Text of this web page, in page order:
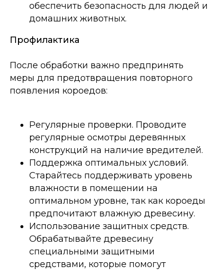
обеспечить безопасность для людей и
домашних животных.
Профилактика
После обработки важно предпринять
меры для предотвращения повторного
появления короедов:
Регулярные проверки. Проводите
регулярные осмотры деревянных
конструкций на наличие вредителей.
Поддержка оптимальных условий.
Старайтесь поддерживать уровень
влажности в помещении на
оптимальном уровне, так как короеды
предпочитают влажную древесину.
Использование защитных средств.
Обрабатывайте древесину
специальными защитными
средствами, которые помогут